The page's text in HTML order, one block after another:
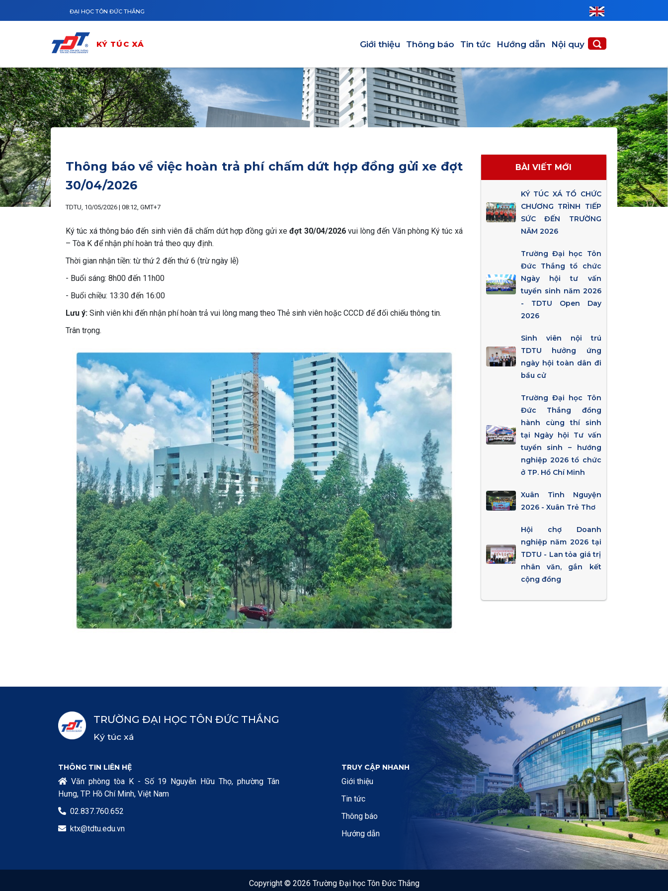
ĐẠI HỌC TÔN ĐỨC THẮNG
KÝ TÚC XÁ Giới thiệu Thông báo Tin tức Hướng dẫn Nội quy
Thông báo về việc hoàn trả phí chấm dứt hợp đồng gửi xe đợt
30/04/2026
TDTU, 10/05/2026 | 08:12, GMT+7
Ký túc xá thông báo đến sinh viên đã chấm dứt hợp đồng gửi xeđợt 30/04/2026vui lòng đến Văn phòng Ký túc xá
– Tòa K để nhận phí hoàn trả theo quy định.
Thời gian nhận tiền: từ thứ 2 đến thứ 6 (trừ ngày lễ)
- Buổi sáng: 8h00 đến 11h00
- Buổi chiều: 13:30 đến 16:00
Lưu ý: Sinh viên khi đến nhận phí hoàn trả vui lòng mang theo Thẻ sinh viên hoặc CCCD để đối chiếu thông tin.
Trân trọng.
BÀI VIẾT MỚI
KÝ TÚC XÁ TỔ CHỨC
CHƯƠNG TRÌNH TIẾP
SỨC ĐẾN TRƯỜNG
NĂM 2026
Trường Đại học Tôn
Đức Thắng tổ chức
Ngày hội tư vấn
tuyển sinh năm 2026
- TDTU Open Day
2026
Sinh viên nội trú
TDTU hưởng ứng
ngày hội toàn dân đi
bầu cử
Trường Đại học Tôn
Đức Thắng đồng
hành cùng thí sinh
tại Ngày hội Tư vấn
tuyển sinh – hướng
nghiệp 2026 tổ chức
ở TP. Hồ Chí Minh
Xuân Tình Nguyện
2026 - Xuân Trẻ Thơ
Hội chợ Doanh
nghiệp năm 2026 tại
TDTU - Lan tỏa giá trị
nhân văn, gắn kết
cộng đồng
TRƯỜNG ĐẠI HỌC TÔN ĐỨC THẮNG
Ký túc xá
THÔNG TIN LIÊN HỆ
 Văn phòng tòa K - Số 19 Nguyễn Hữu Thọ, phường Tân
Hưng, TP. Hồ Chí Minh, Việt Nam
 02.837.760.652
 ktx@tdtu.edu.vn
TRUY CẬP NHANH
Giới thiệu
Tin tức
Thông báo
Hướng dẫn
Copyright © 2026 Trường Đại học Tôn Đức Thắng